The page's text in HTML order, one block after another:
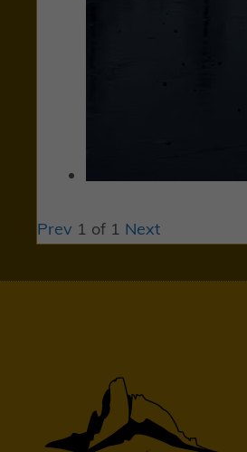
Prev 1 of 1 Next